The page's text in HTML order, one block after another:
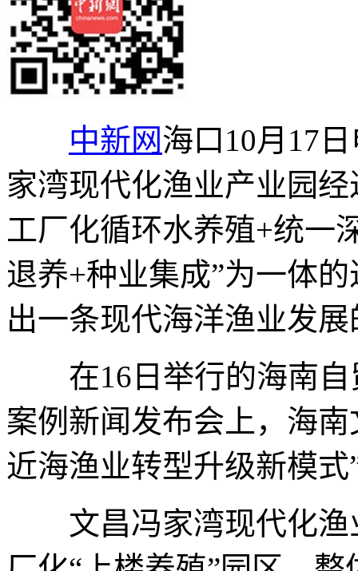
中新网海口10月17
家湾现代化渔业产业园
工厂化循环水养殖+统一
退养+种业集成”为一体
出一条现代海洋渔业发
在16日举行的海南自
案例新闻发布会上，海
近海渔业转型升级新模式
文昌冯家湾现代化渔